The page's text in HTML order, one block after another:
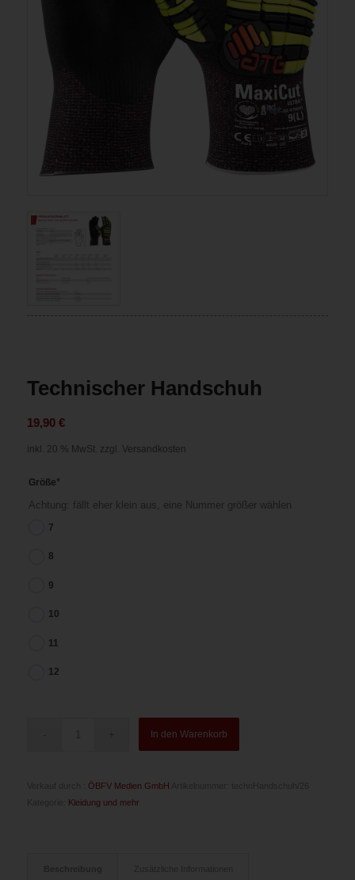
Technischer Handschuh
19,90 €
inkl. 20 % MwSt. zzgl. Versandkosten
Größe*
Achtung: fällt eher klein aus, eine Nummer größer wählen
7
8
9
10
11
12
In den Warenkorb
ÖBFV Medien GmbH
Kleidung und mehr